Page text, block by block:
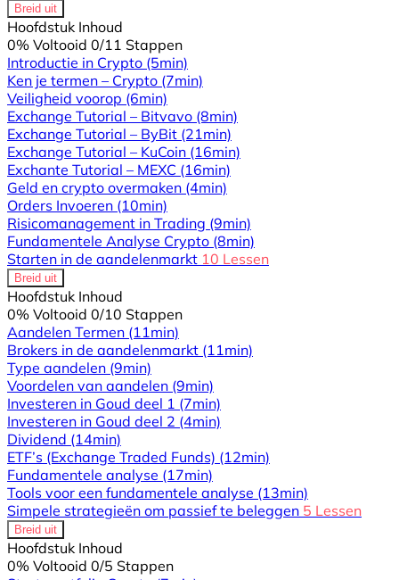
Breid uit
Hoofdstuk Inhoud
0% Voltooid 0/11 Stappen
Introductie in Crypto (5min)
Ken je termen – Crypto (7min)
Veiligheid voorop (6min)
Exchange Tutorial – Bitvavo (8min)
Exchange Tutorial – ByBit (21min)
Exchange Tutorial – KuCoin (16min)
Exchante Tutorial – MEXC (16min)
Geld en crypto overmaken (4min)
Orders Invoeren (10min)
Risicomanagement in Trading (9min)
Fundamentele Analyse Crypto (8min)
Starten in de aandelenmarkt 10 Lessen
Breid uit
Hoofdstuk Inhoud
0% Voltooid 0/10 Stappen
Aandelen Termen (11min)
Brokers in de aandelenmarkt (11min)
Type aandelen (9min)
Voordelen van aandelen (9min)
Investeren in Goud deel 1 (7min)
Investeren in Goud deel 2 (4min)
Dividend (14min)
ETF’s (Exchange Traded Funds) (12min)
Fundamentele analyse (17min)
Tools voor een fundamentele analyse (13min)
Simpele strategieën om passief te beleggen 5 Lessen
Breid uit
Hoofdstuk Inhoud
0% Voltooid 0/5 Stappen